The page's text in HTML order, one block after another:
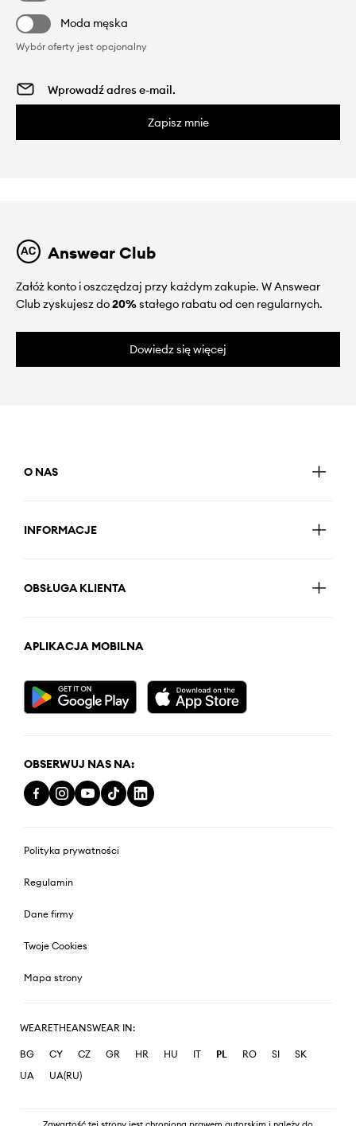
Moda męska
Wybór oferty jest opcjonalny
Zapisz mnie
Answear Club
Załóż konto i oszczędzaj przy każdym zakupie. W Answear
Club zyskujesz do20%stałego rabatu od cen regularnych.
Dowiedz się więcej
O NAS
INFORMACJE
OBSŁUGA KLIENTA
APLIKACJA MOBILNA
OBSERWUJ NAS NA:
Polityka prywatności
Regulamin
Dane firmy
Twoje Cookies
Mapa strony
WEARETHEANSWEAR IN:
BG CY CZ GR HR HU IT PL RO SI
SK
UA
UA(RU)